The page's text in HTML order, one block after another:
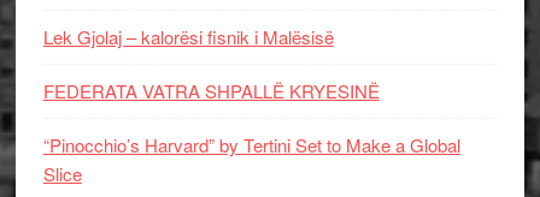
Lek Gjolaj – kalorësi fisnik i Malësisë
FEDERATA VATRA SHPALLË KRYESINË
“Pinocchio’s Harvard” by Tertini Set to Make a Global
Slice